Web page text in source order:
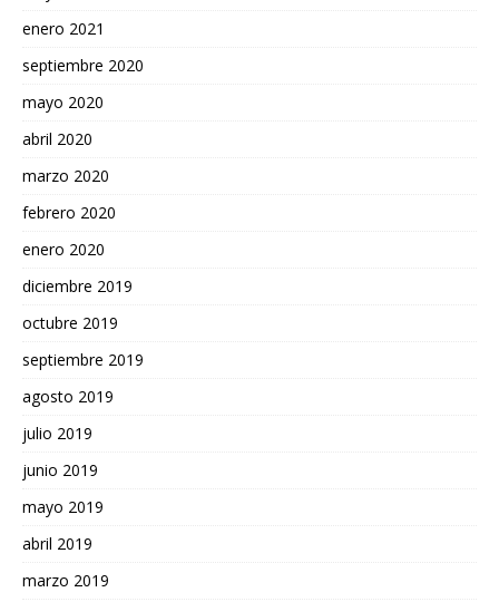
enero 2021
septiembre 2020
mayo 2020
abril 2020
marzo 2020
febrero 2020
enero 2020
diciembre 2019
octubre 2019
septiembre 2019
agosto 2019
julio 2019
junio 2019
mayo 2019
abril 2019
marzo 2019